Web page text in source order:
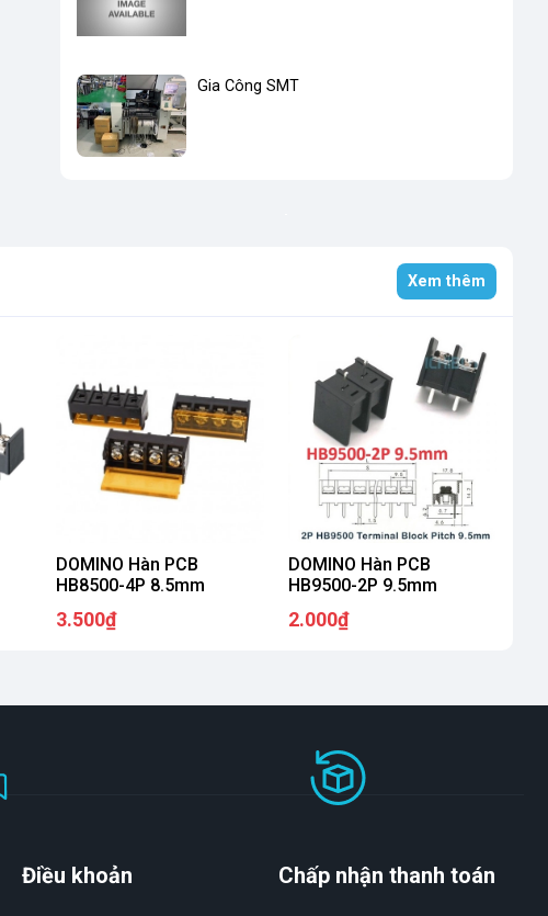
Gia Công SMT
Xem thêm
DOMINO Hàn PCB
HB8500-4P 8.5mm
3.500₫
DOMINO Hàn PCB
HB9500-2P 9.5mm
2.000₫
Điều khoản Chấp nhận thanh toán